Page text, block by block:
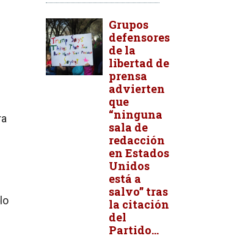
Grupos
defensores
de la
libertad de
prensa
advierten
que
“ninguna
sala de
redacción
en Estados
Unidos
está a
salvo” tras
la citación
del
Partido...